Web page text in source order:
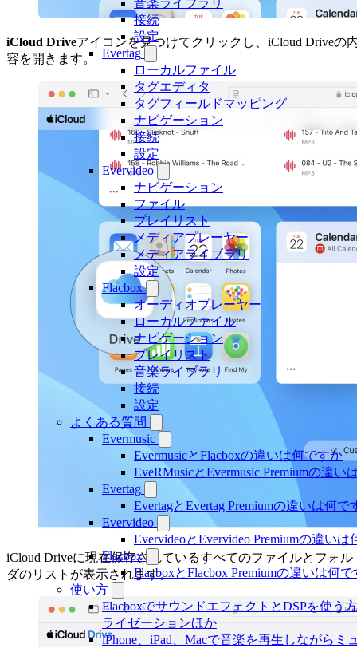
音楽ライブラリ
接続
設定
Evertag
ローカルファイル
タグエディタ
タグフィールドマッピング
ナビゲーション
接続
設定
Evervideo
ナビゲーション
ファイル
プレイリスト
メディアプレーヤー
メディアライブラリ
設定
Flacbox
オーディオプレーヤー
ローカルファイル
ナビゲーション
プレイリスト
音楽ライブラリ
接続
設定
よくある質問
Evermusic
EvermusicとFlacboxの違いは何ですか
EveRMusicとEvermusic Premiumの違い
Evertag
EvertagとEvertag Premiumの違いは何で
Evervideo
EvervideoとEvervideo Premiumの違いは
Flacbox
FlacboxとFlacbox Premiumの違いは何
使い方
FlacboxでサウンドエフェクトとDSPを使う
ライゼーションほか
iPhone、iPad、Macで音楽を再生しながら
iCloud Driveアイコンを見つけてクリックし、iCloud Driveの
容を開きます。
iCloud Driveに現在保存されているすべてのファイルとフォル
ダのリストが表示されます。